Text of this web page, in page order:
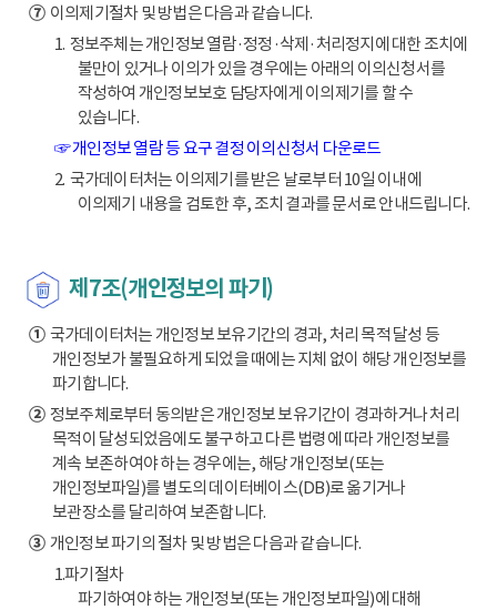
⑦이의제기절차 및 방법은 다음과 같습니다.
1. 정보주체는 개인정보 열람·정정·삭제·처리정지에 대한 조치에
불만이 있거나 이의가 있을 경우에는 아래의 이의신청서를
작성하여 개인정보보호 담당자에게 이의제기를 할 수
있습니다.
☞ 개인정보 열람 등 요구 결정 이의신청서 다운로드
2. 국가데이터처는 이의제기를 받은 날로부터 10일 이내에
이의제기 내용을 검토한 후, 조치 결과를 문서로 안내드립니다.
제7조(개인정보의 파기)
①국가데이터처는 개인정보 보유기간의 경과, 처리 목적 달성 등
개인정보가 불필요하게 되었을 때에는 지체 없이 해당 개인정보를
파기합니다.
②정보주체로부터 동의받은 개인정보 보유기간이 경과하거나 처리
목적이 달성되었음에도 불구하고 다른 법령에 따라 개인정보를
계속 보존하여야 하는 경우에는, 해당 개인정보(또는
개인정보파일)를 별도의 데이터베이스(DB)로 옮기거나
보관장소를 달리하여 보존합니다.
③개인정보 파기의 절차 및 방법은 다음과 같습니다.
1.파기절차
파기하여야 하는 개인정보(또는 개인정보파일)에 대해